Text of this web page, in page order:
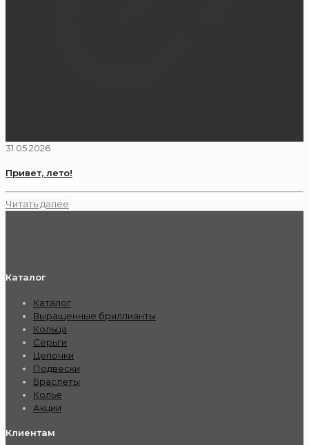
31.05.2026
Привет, лето!
Читать далее
Каталог
Каталог
Выращенные бриллианты
Кольца
Серьги
Цепочки
Подвески
Браслеты
Колье
Акции
Клиентам